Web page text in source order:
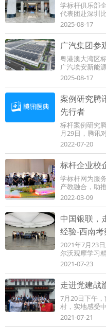
学标杆俱乐部
代表团赴深圳
动。期间考察
2025-08-17
广汽集团参
粤港澳大湾区
广汽埃安新能
安），考察团
2025-08-17
案例研究腾
先行者
标杆案例研究
月29日，腾讯
联网医学科普
2022-07-20
标杆企业校
学标杆网为服
产教融合，助
才培养质量学
2022-03-09
中国银联，
经验-西南考
2021年7月23
尔沃观摩学习
史，体验AR组
2021-07-23
走进党建战
7月20日下午
村，实地感受
省成都市郫都
2021-07-21